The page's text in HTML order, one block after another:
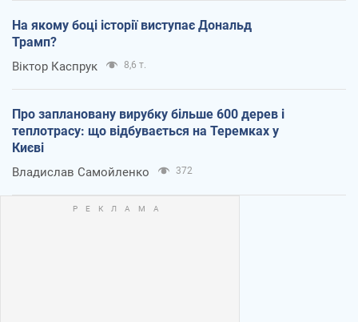
На якому боці історії виступає Дональд
Трамп?
Віктор Каспрук 8,6 т.
Про заплановану вирубку більше 600 дерев і
теплотрасу: що відбувається на Теремках у
Києві
Владислав Самойленко 372